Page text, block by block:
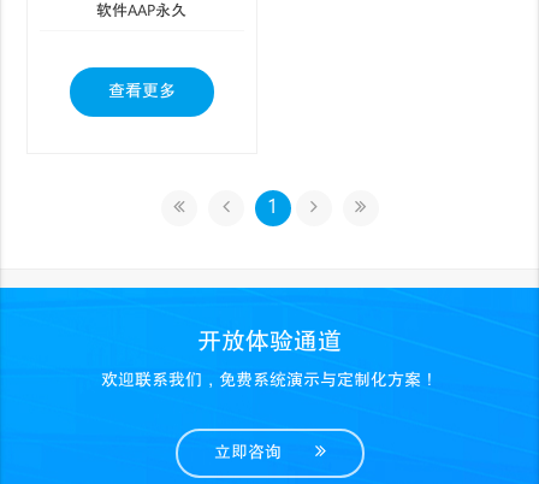
软件AAP永久
查看更多
1
开放体验通道
欢迎联系我们，免费系统演示与定制化方案！
立即咨询